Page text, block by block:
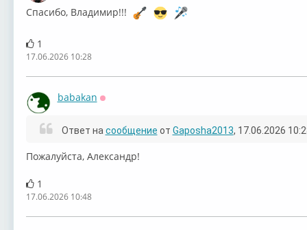
Спасибо, Владимир!!!
1
17.06.2026 10:28
babakan
Ответ на сообщение от Gaposha2013, 17.06.2026
⁣Пожалуйста, Александр!
1
17.06.2026 10:48